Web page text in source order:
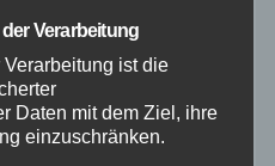
Verarbeitung
ist die
Daten mit dem Ziel, ihre
einzuschränken.